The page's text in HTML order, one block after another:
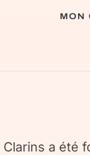
MON
Clarins a été